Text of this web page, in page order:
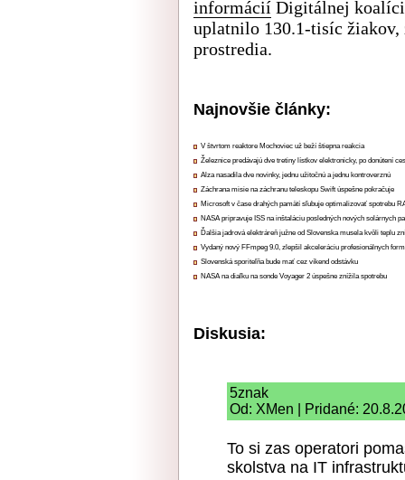
informácií Digitálnej
uplatnilo 130.1-tisíc žiakov,
prostredia.
Najnovšie články:
V štvrtom reaktore Mochoviec už beží štiepna reakcia
Železnice predávajú dve tretiny lístkov elektronicky, po donútení
Alza nasadila dve novinky, jednu užitočnú a jednu kontroverznú
Záchrana misie na záchranu teleskopu Swift úspešne pokračuje
Microsoft v čase drahých pamätí sľubuje optimalizovať spotrebu
NASA pripravuje ISS na inštaláciu posledných nových solárnych
Ďalšia jadrová elektráreň južne od Slovenska musela kvôli teplu
Vydaný nový FFmpeg 9.0, zlepšil akceleráciu profesionálnych
Slovenská sporiteľňa bude mať cez víkend odstávku
NASA na diaľku na sonde Voyager 2 úspešne znížila spotrebu
Diskusia:
5znak
Od: XMen | Pridané:
To si zas operatori
skolstva na IT